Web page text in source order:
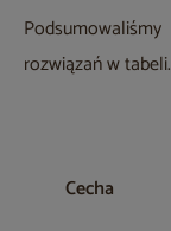
rozwiązań w tabeli.
Cecha